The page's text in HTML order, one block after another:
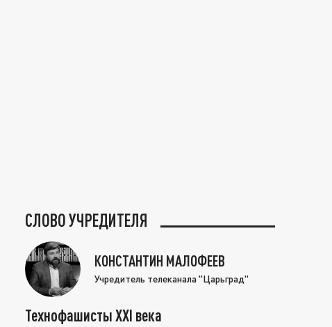
СЛОВО УЧРЕДИТЕЛЯ
КОНСТАНТИН МАЛОФЕЕВ
Учредитель телеканала "Царьград"
Технофашисты XXI века